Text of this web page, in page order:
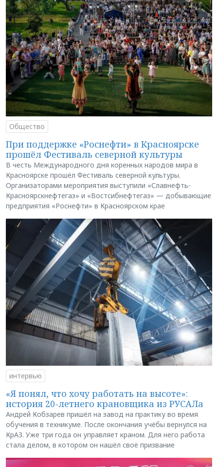
Общество
При поддержке «Роснефти» в Красноярске
прошёл Фестиваль северной культуры
В честь Международного дня коренных народов мира в
Красноярске прошёл Фестиваль северной культуры.
Организаторами мероприятия выступили «Славнефть-
Красноярскнефтегаз» и «Востсибнефтегаз» — добывающие
предприятия «Роснефти» в Красноярском крае
интервью
«Я понял, что хочу работать на высоте»:
история 20-летнего крановщика из РУСАЛа
Андрей Кобзарев пришёл на завод на практику во время
обучения в техникуме. После окончания учёбы вернулся на
КрАЗ. Уже три года он управляет краном. Для него работа
стала делом, в котором он нашёл своё призвание